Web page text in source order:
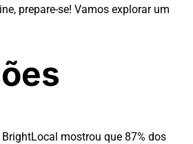
prepare-se! Vamos explorar um
mostrou que 87% dos